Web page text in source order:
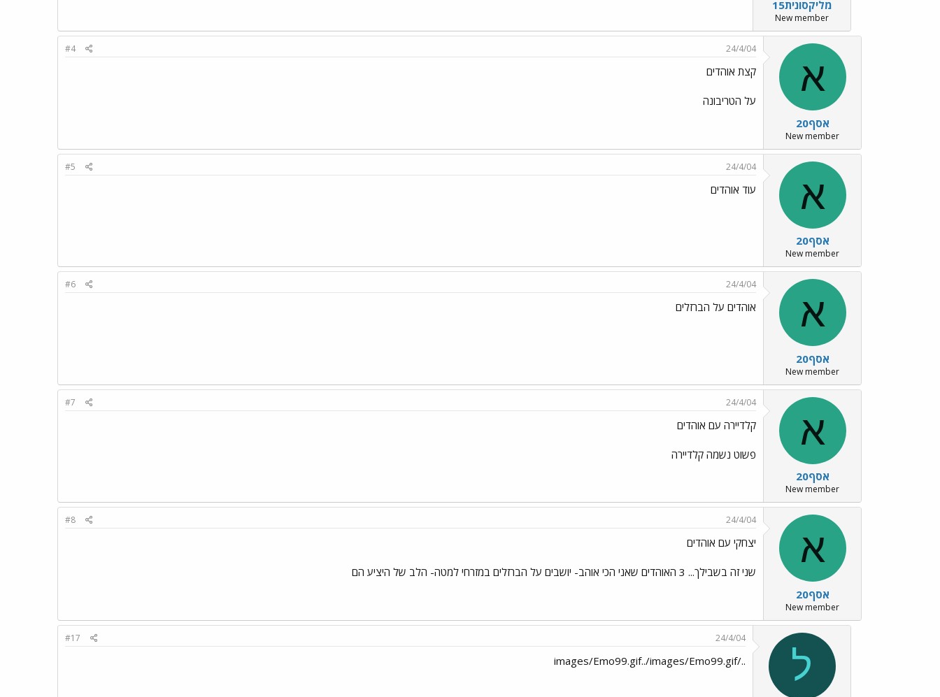
מליקסונית15
New member
א
אסף20
New member
24/4/04
#4
קצת אוהדים
על הטריבונה
א
אסף20
New member
24/4/04
#5
עוד אוהדים
א
אסף20
New member
24/4/04
#6
אוהדים על הברזלים
א
אסף20
New member
24/4/04
#7
קלדיירה עם אוהדים
פשוט נשמה קלדיירה
א
אסף20
New member
24/4/04
#8
יצחקי עם אוהדים
שני זה בשבילך... 3 האוהדים שאני הכי אוהב- יושבים על הברזלים במזרחי למטה- הלב של היציע הם
ל
24/4/04
#17
../images/Emo99.gif../images/Emo99.gif